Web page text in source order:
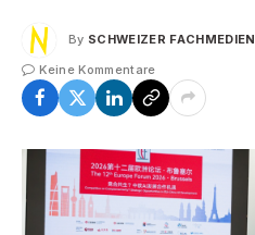
By SCHWEIZER FACHMEDIEN
Keine Kommentare